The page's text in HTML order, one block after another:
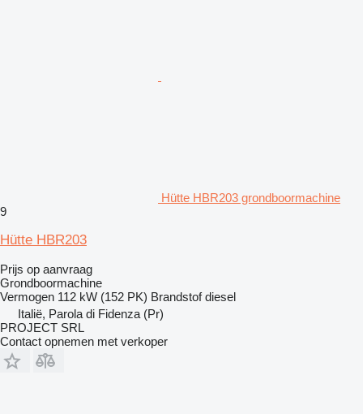
Hütte HBR203 grondboormachine
9
Hütte HBR203
Prijs op aanvraag
Grondboormachine
Vermogen 112 kW (152 PK) Brandstof diesel
Italië, Parola di Fidenza (Pr)
PROJECT SRL
Contact opnemen met verkoper